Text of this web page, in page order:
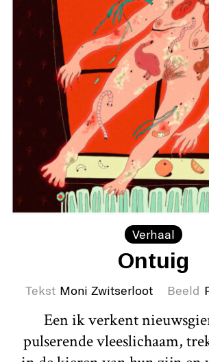
Verhaal
Ontuig
Tekst Moni Zwitserloot Beeld
Een ik verkent
pulserende vleeslichaam,